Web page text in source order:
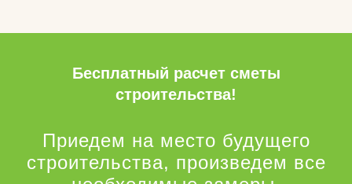
Бесплатный расчет сметы
строительства!
Приедем на место будущего
строительства, произведем все